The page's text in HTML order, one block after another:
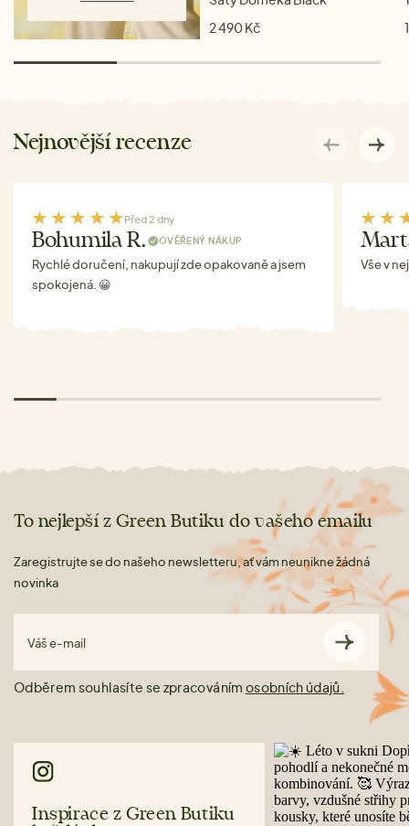
2 490 Kč
Nejnovější recenze
Před 2 dny
Bohumila R. OVĚŘENÝ NÁKUP
Rychlé doručení, nakupují zde opakovaně a jsem
spokojená. 😀
Vše v
To nejlepší z Green Butiku do vašeho emailu
Zaregistrujte se do našeho newsletteru, ať vám neunikne žádná
novinka
Váš e-mail
Odběrem souhlasíte se zpracováním osobních údajů.
Inspirace z Green Butiku